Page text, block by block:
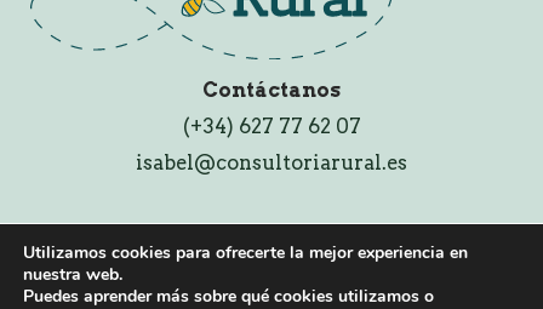
Contáctanos
(+34) ​627 77 62 07
isabel@consultoriarural.es
Copyright © 2026 Consultoría rural
Utilizamos cookies para ofrecerte la mejor experiencia en
nuestra web.
Puedes aprender más sobre qué cookies utilizamos o